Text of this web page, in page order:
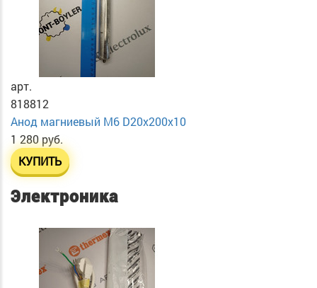
арт.
818812
Анод магниевый М6 D20х200х10
1 280 руб.
КУПИТЬ
Электроника